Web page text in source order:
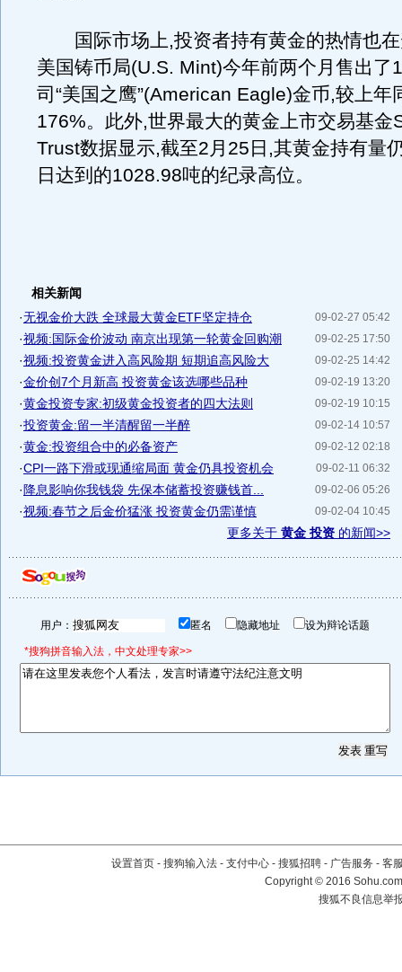
国际市场上,投资者持有黄金的热情也在
美国铸币局(U.S. Mint)今年前两个月售出了
司“美国之鹰”(American Eagle)金币,较上年
176%。此外,世界最大的黄金上市交易基金
Trust数据显示,截至2月25日,其黄金持有量
日达到的1028.98吨的纪录高位。
相关新闻
09-02-27 05:42
·无视金价大跌 全球最大黄金ETF坚定持仓
09-02-25 17:50
·视频:国际金价波动 南京出现第一轮黄金回购潮
09-02-25 14:42
·视频:投资黄金进入高风险期 短期追高风险大
09-02-19 13:20
·金价创7个月新高 投资黄金该选哪些品种
09-02-19 10:15
·黄金投资专家:初级黄金投资者的四大法则
09-02-14 10:57
·投资黄金:留一半清醒留一半醉
09-02-12 02:18
·黄金:投资组合中的必备资产
09-02-11 06:32
·CPI一路下滑或现通缩局面 黄金仍具投资机会
09-02-06 05:26
· 降息影响你我钱袋 先保本储蓄投资赚钱首...
09-02-04 10:45
·视频:春节之后金价猛涨 投资黄金仍需谨慎
更多关于 黄金 投资 的新闻>>
用户： 匿名 隐藏地址 设为辩论话题
*搜狗拼音输入法，中文处理专家>>
设置首页 - 搜狗输入法 - 支付中心 - 搜狐招聘 - 广告服务 - 客
Copyright©2016
搜狐不良信息举